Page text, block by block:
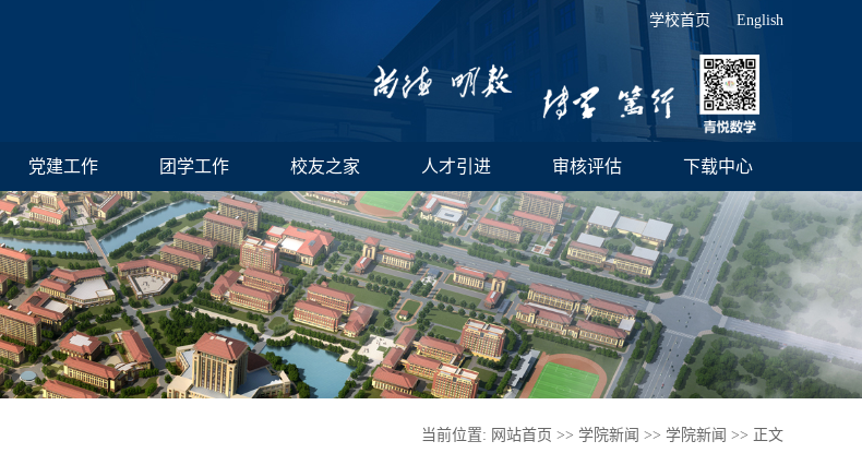
学校首页 English
党建工作 团学工作 校友之家 人才引进 审核评估 下载中心
当前位置: 网站首页 >> 学院新闻 >> 学院新闻 >> 正文